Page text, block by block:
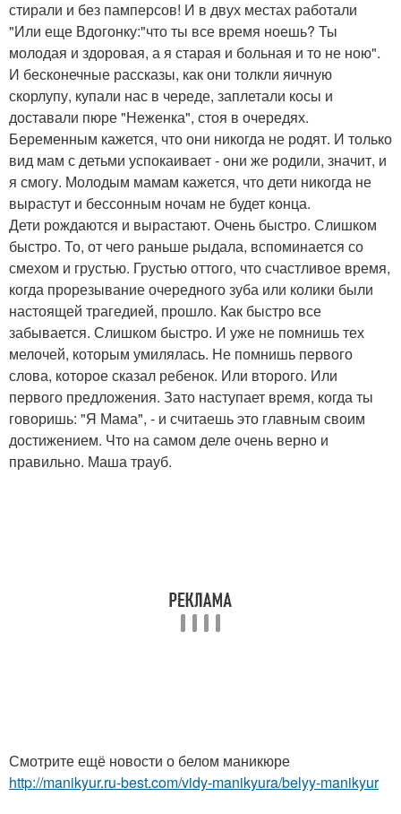
стирали и без памперсов! И в двух местах работали
"Или еще Вдогонку:"что ты все время ноешь? Ты
молодая и здоровая, а я старая и больная и то не ною".
И бесконечные рассказы, как они толкли яичную
скорлупу, купали нас в череде, заплетали косы и
доставали пюре "Неженка", стоя в очередях.
Беременным кажется, что они никогда не родят. И только
вид мам с детьми успокаивает - они же родили, значит, и
я смогу. Молодым мамам кажется, что дети никогда не
вырастут и бессонным ночам не будет конца.
Дети рождаются и вырастают. Очень быстро. Слишком
быстро. То, от чего раньше рыдала, вспоминается со
смехом и грустью. Грустью оттого, что счастливое время,
когда прорезывание очередного зуба или колики были
настоящей трагедией, прошло. Как быстро все
забывается. Слишком быстро. И уже не помнишь тех
мелочей, которым умилялась. Не помнишь первого
слова, которое сказал ребенок. Или второго. Или
первого предложения. Зато наступает время, когда ты
говоришь: "Я Мама", - и считаешь это главным своим
достижением. Что на самом деле очень верно и
правильно. Маша трауб.
Смотрите ещё новости о белом маникюре
http://manikyur.ru-best.com/vidy-manikyura/belyy-manikyur